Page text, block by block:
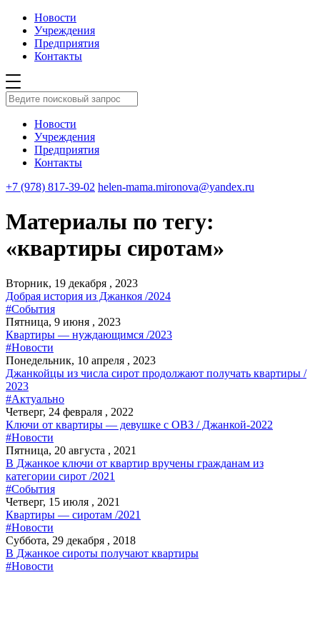
Новости
Учреждения
Предприятия
Контакты
Новости
Учреждения
Предприятия
Контакты
+7 (978) 817-39-02 helen-mama.mironova@yandex.ru
Материалы по тегу:
«квартиры сиротам»
Вторник, 19 декабря , 2023
Добрая история из Джанкоя /2024
#События
Пятница, 9 июня , 2023
Квартиры — нуждающимся /2023
#Новости
Понедельник, 10 апреля , 2023
Джанкойцы из числа сирот продолжают получать квартиры /
2023
#Актуально
Четверг, 24 февраля , 2022
Ключи от квартиры — девушке с ОВЗ / Джанкой-2022
#Новости
Пятница, 20 августа , 2021
В Джанкое ключи от квартир вручены гражданам из
категории сирот /2021
#События
Четверг, 15 июля , 2021
Квартиры — сиротам /2021
#Новости
Суббота, 29 декабря , 2018
В Джанкое сироты получают квартиры
#Новости